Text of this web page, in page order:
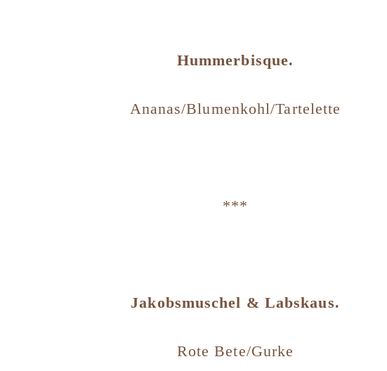
Hummerbisque.
Ananas/Blumenkohl/Tartelette
***
Jakobsmuschel & Labskaus.
Rote Bete/Gurke